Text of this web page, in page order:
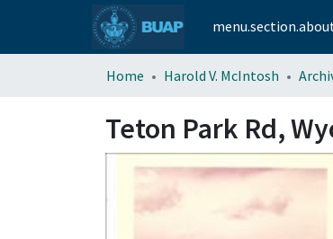
Home Harold V. McIntosh
Teton Park Rd,